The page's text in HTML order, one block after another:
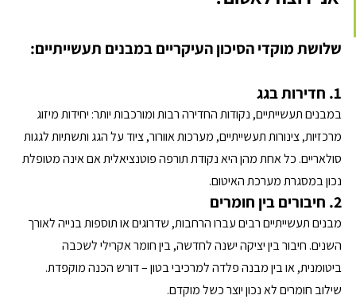
שלושת מוקדי הסיכון העיקריים במבנים תעשייתיים:
1. חדירות בגג
במבנים תעשייתיים, נקודות החדירה רבות ומורכבות יותר: יחידות מיזוג
מרכזיות, צינורות תעשייתיים, מערכות אוורור, ציוד על הגג ותשתיות לגגות
סולאריים. כל אחת מהן היא נקודת תורפה פוטנציאלית אם אינה מטופלת
נכון במסגרת מערכת האיטום.
2. חיבורים בין חומרים
מבנים תעשייתיים רבים עברו הרחבות, שדרוגים או תוספות בנייה לאורך
השנים. חיבור בין יציקה ישנה לחדשה, בין חומר אקרילי לשכבה
ביטומנית, או בין מבנה פלדה למרכיבי בטון – דורש הכנה מוקפדת.
שילוב חומרים לא נכון יוצר כשל מוקדם.